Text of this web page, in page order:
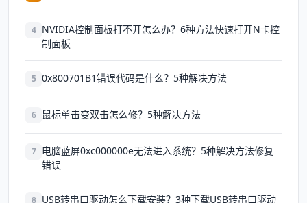
4 NVIDIA控制面板打不开怎么办？6种方法快速打开N卡控
制面板
5 0x800701B1错误代码是什么？5种解决方法
6 鼠标单击变双击怎么修？5种解决方法
7 电脑蓝屏0xc000000e无法进入系统？5种解决方法修复
错误
8 USB转串口驱动怎么下载安装？3种下载USB转串口驱动